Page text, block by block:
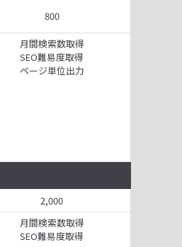
800
月間検索数取得
SEO難易度取得
ページ単位出力
2,000
月間検索数取得
SEO難易度取得